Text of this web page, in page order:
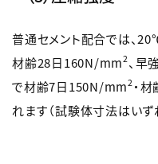
普通セメント配合では、
材齢28日160N/mm2、早
で材齢7日150N/mm2 ・
れます（試験体寸法はい